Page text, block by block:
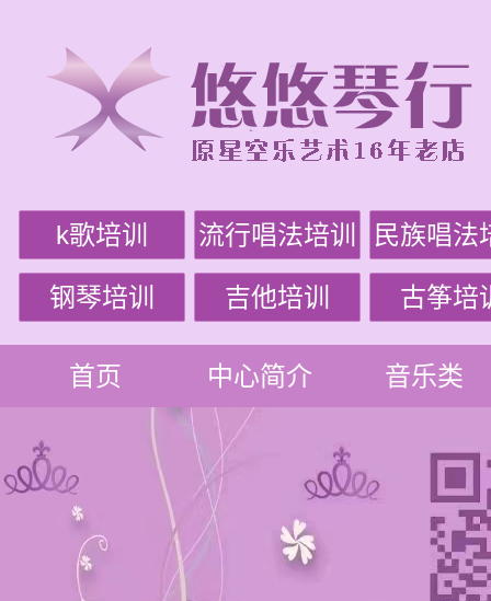
k歌培训 流行唱法培训 民族唱法
钢琴培训 吉他培训 古筝培
首页 中心简介 音乐类